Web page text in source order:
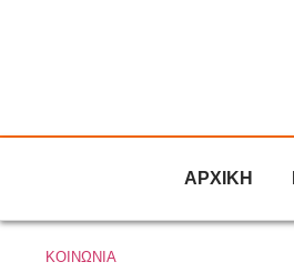
ΑΡΧΙΚΗ
ΚΟΙΝΩΝΙΑ